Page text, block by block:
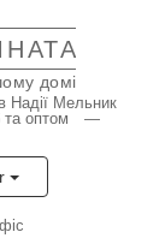
домі
Надії Мельник
та оптом —